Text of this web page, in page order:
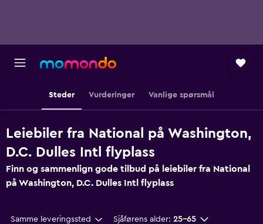
Steder Vurderinger Vanlige spørsmål
Leiebiler fra National på Washington,
D.C. Dulles Intl flyplass
Finn og sammenlign gode tilbud på leiebiler fra National
på Washington, D.C. Dulles Intl flyplass
Samme leveringssted Sjåførens alder: 25–65